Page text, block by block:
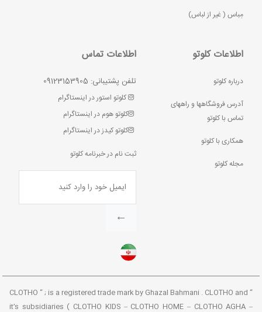
مِباس ( غير از لباس)
اطلاعات کلوتو
درباره کلوتو
آدرس فروشگاهها و راههای
تماس با کلوتو
همکاری با کلوتو
مجله کلوتو
اطلاعات تماس
تلفن پشتیبانی: 09123153905
کلوتو استور در اینستاگرام
کلوتو هوم در اینستاگرام
کلوتو کیدز در اینستاگرام
ثبت نام در خبرنامه کلوتو
←
“ CLOTHO “ ; is a registered trade mark by Ghazal Bahmani . CLOTHO and
it’s subsidiaries ( CLOTHO KIDS – CLOTHO HOME – CLOTHO AGHA –